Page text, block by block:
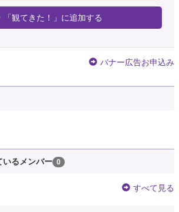
「観てきた！」に追加する
バナー広告お申込み
いるメンバー 0
すべて見る